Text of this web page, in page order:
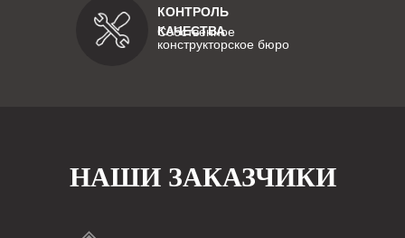
КОНТРОЛЬ
КАЧЕСТВА
Собственное
конструкторское бюро
НАШИ ЗАКАЗЧИКИ